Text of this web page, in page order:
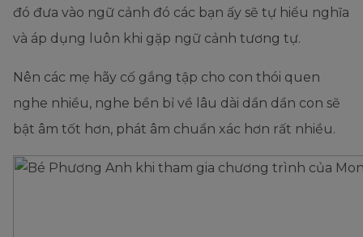
đó đưa vào ngữ cảnh đó các bạn ấy sẽ tự hiểu nghĩa
và áp dụng luôn khi gặp ngữ cảnh tương tự.
Nên các mẹ hãy cố gắng tập cho con thói quen
nghe nhiều, nghe bền bỉ về lâu dài dần dần con sẽ
bật âm tốt hơn, phát âm chuẩn xác hơn rất nhiều.